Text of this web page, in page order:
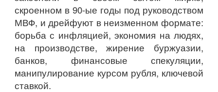
скроенном в 90-ые годы под руководством
МВФ, и дрейфуют в неизменном формате:
борьба с инфляцией, экономия на людях,
на производстве, жирение буржуазии,
банков, финансовые спекуляции,
манипулирование курсом рубля, ключевой
ставкой.